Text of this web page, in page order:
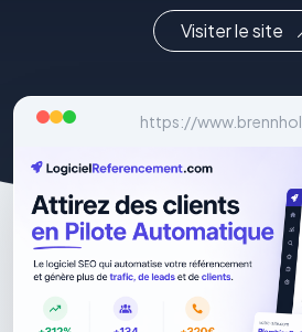
Visiter le site
https://